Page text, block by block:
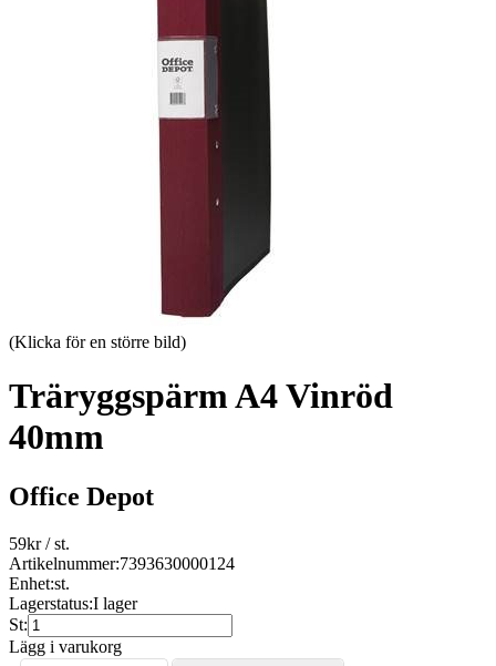
(Klicka för en större bild)
Träryggspärm A4 Vinröd
40mm
Office Depot
59kr/ st.
Artikelnummer:7393630000124
Enhet:st.
Lagerstatus:I lager
St:
Lägg i varukorg